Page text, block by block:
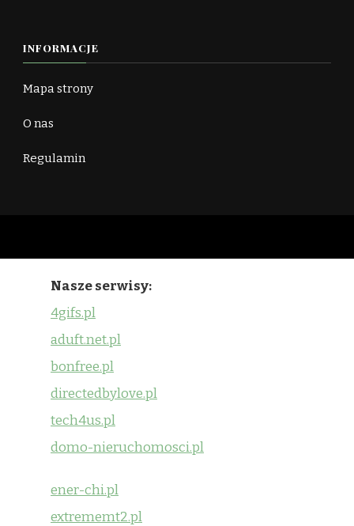
INFORMACJE
Mapa strony
O nas
Regulamin
Nasze serwisy:
4gifs.pl
aduft.net.pl
bonfree.pl
directedbylove.pl
tech4us.pl
domo-nieruchomosci.pl
ener-chi.pl
extrememt2.pl